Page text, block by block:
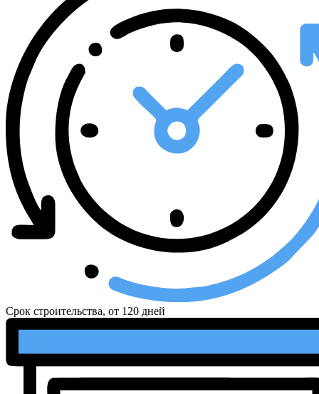
Срок строительства, от 120 дней